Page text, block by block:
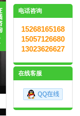
电话咨询
15268165168
15057126680
13023626627
在线客服